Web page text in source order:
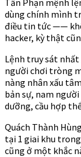
dùng chính mình
điều tin tức ——
hacker, kỳ thật
Lệnh truy sát
người chơi tròng
nàng nhân xấu
bản sự, nam
dưỡng, cầu hợp
Quách Thành
tại 1 giai khu
cũng ở một khắc